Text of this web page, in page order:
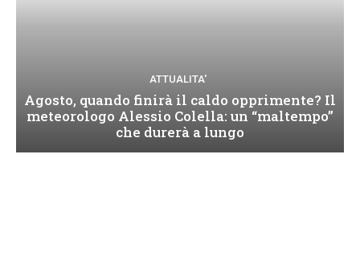
ATTUALITA'
Agosto, quando finirà il caldo opprimente? Il
meteorologo Alessio Colella: un “maltempo”
che durerà a lungo